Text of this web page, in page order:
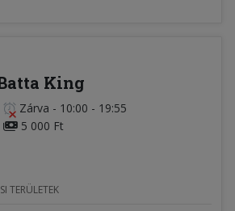
King
Zárva - 10:00 - 19:55
5 000 Ft
TERÜLETEK